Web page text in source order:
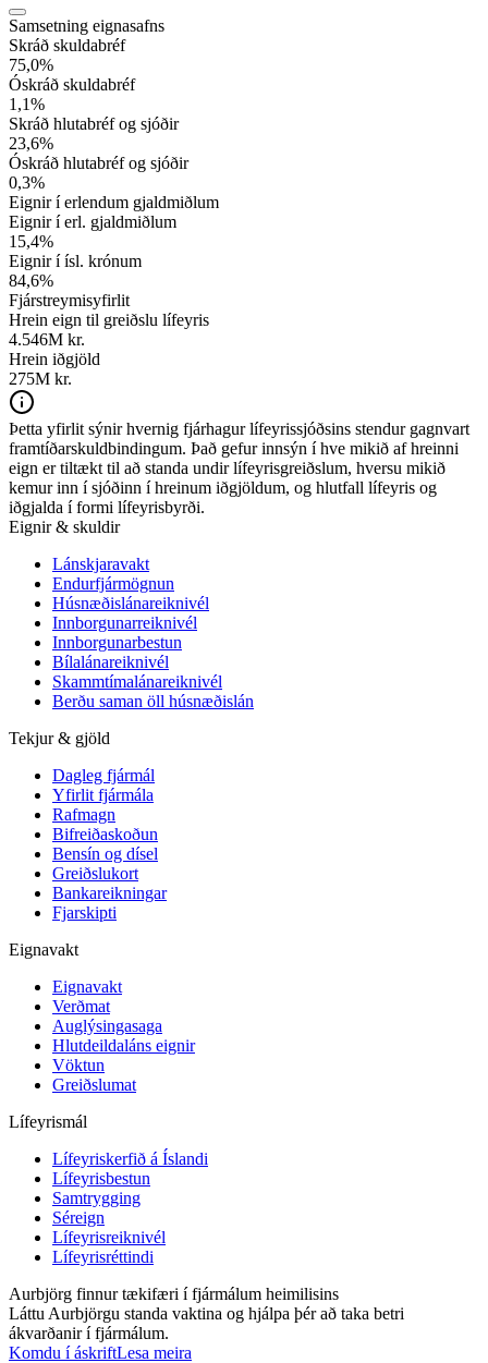
Samsetning eignasafns
Skráð skuldabréf
75,0%
Óskráð skuldabréf
1,1%
Skráð hlutabréf og sjóðir
23,6%
Óskráð hlutabréf og sjóðir
0,3%
Eignir í erlendum gjaldmiðlum
Eignir í erl. gjaldmiðlum
15,4%
Eignir í ísl. krónum
84,6%
Fjárstreymisyfirlit
Hrein eign til greiðslu lífeyris
4.546M kr.
Hrein iðgjöld
275M kr.
Þetta yfirlit sýnir hvernig fjárhagur lífeyrissjóðsins stendur gagnvart
framtíðarskuldbindingum. Það gefur innsýn í hve mikið af hreinni
eign er tiltækt til að standa undir lífeyrisgreiðslum, hversu mikið
kemur inn í sjóðinn í hreinum iðgjöldum, og hlutfall lífeyris og
iðgjalda í formi lífeyrisbyrði.
Eignir & skuldir
Lánskjaravakt
Endurfjármögnun
Húsnæðislánareiknivél
Innborgunarreiknivél
Innborgunarbestun
Bílalánareiknivél
Skammtímalánareiknivél
Berðu saman öll húsnæðislán
Tekjur & gjöld
Dagleg fjármál
Yfirlit fjármála
Rafmagn
Bifreiðaskoðun
Bensín og dísel
Greiðslukort
Bankareikningar
Fjarskipti
Eignavakt
Eignavakt
Verðmat
Auglýsingasaga
Hlutdeildaláns eignir
Vöktun
Greiðslumat
Lífeyrismál
Lífeyriskerfið á Íslandi
Lífeyrisbestun
Samtrygging
Séreign
Lífeyrisreiknivél
Lífeyrisréttindi
Aurbjörg finnur tækifæri í fjármálum heimilisins
Láttu Aurbjörgu standa vaktina og hjálpa þér að taka betri
ákvarðanir í fjármálum.
Komdu í áskriftLesa meira